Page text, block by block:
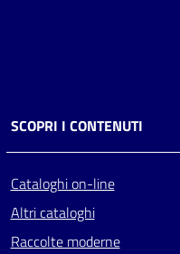
SCOPRI I CONTENUTI
Cataloghi on-line
Altri cataloghi
Raccolte moderne